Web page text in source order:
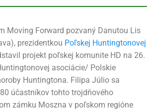
Moving Forward pozvaný Danutou Lis
prezidentkou Poľskej Huntingtonovej
projekt poľskej komunite HD na 26.
asociácie/ Polskie
Huntingtona. Filipa Júlio sa
účastníkov tohto trojdňového
zámku Moszna v poľskom regióne